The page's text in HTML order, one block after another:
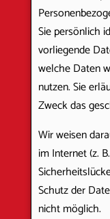
Sie persönlich
vorliegende
welche Daten
nutzen. Sie
Zweck das
Wir weisen
im Internet (z.
Schutz der
nicht möglich.